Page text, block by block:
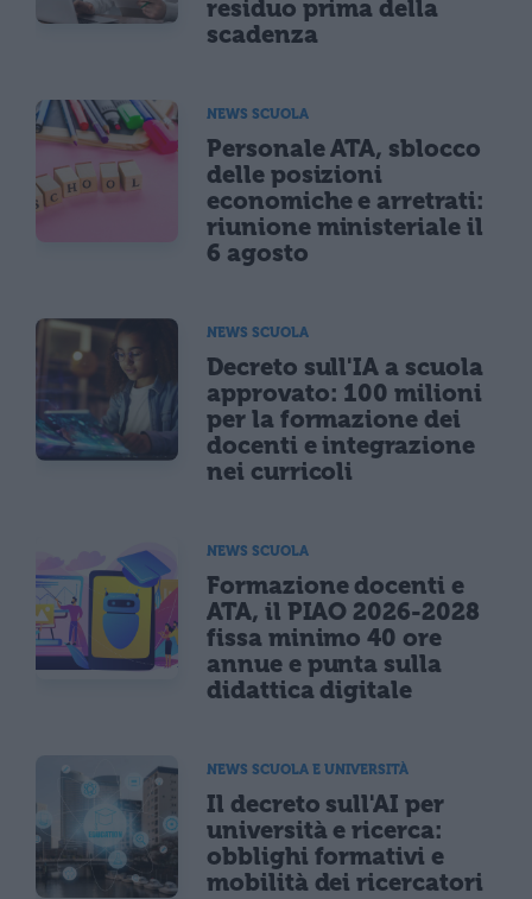
residuo prima della
scadenza
NEWS SCUOLA
Personale ATA, sblocco
delle posizioni
economiche e arretrati:
riunione ministeriale il
6 agosto
NEWS SCUOLA
Decreto sull'IA a scuola
approvato: 100 milioni
per la formazione dei
docenti e integrazione
nei curricoli
NEWS SCUOLA
Formazione docenti e
ATA, il PIAO 2026-2028
fissa minimo 40 ore
annue e punta sulla
didattica digitale
NEWS SCUOLA E UNIVERSITÀ
Il decreto sull'AI per
università e ricerca:
obblighi formativi e
mobilità dei ricercatori